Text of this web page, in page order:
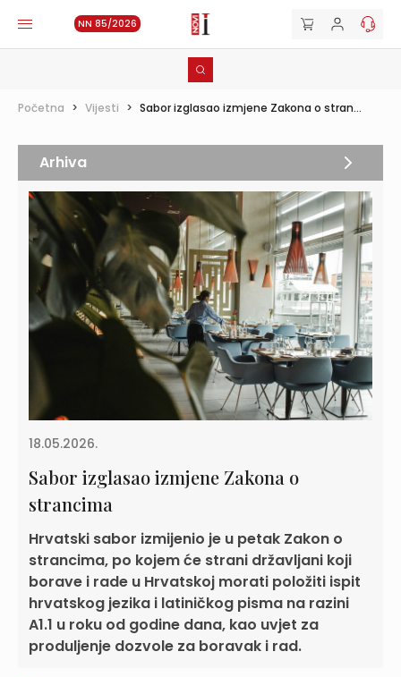
NN 85/2026
Početna > Vijesti > Sabor izglasao izmjene Zakona o stran...
18.05.2026.
Sabor izglasao izmjene Zakona o
strancima
Hrvatski sabor izmijenio je u petak Zakon o
strancima, po kojem će strani državljani koji
borave i rade u Hrvatskoj morati položiti ispit
hrvatskog jezika i latiničkog pisma na razini
A1.1 u roku od godine dana, kao uvjet za
produljenje dozvole za boravak i rad.
Arhiva